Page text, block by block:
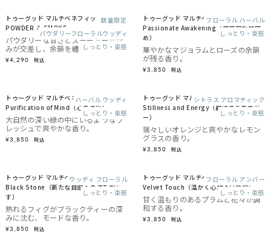
数量限定
パウダリーフローラルウッディ
しっとり・束感
トゥーグッド マルチベネフィットオイル /
POWDER ＆ SMOKE
パウダリーな甘さとスモーキーな深
みが交差し、余韻を纏う香り。
¥4,290 税込
フローラル ハーバル
しっとり・束感
トゥーグッド マルチベネフィットオイル /
Passionate Awakening（情熱的な目覚
め）
華やかなマジョラムとローズの余韻
が残る香り。
¥3,850 税込
ハーバル ウッディ
しっとり・束感
トゥーグッド マルチベネフィットオイル /
Purification of Mind（心の浄化）
大自然の深い緑の中にいるようなフ
レッシュで爽やかな香り。
¥3,850 税込
シトラス アロマティック
しっとり・束感
トゥーグッド マルチベネフィットオイル /
Stillness and Energy（静けさとエナジ
ー）
瑞々しいオレンジと爽やかなレモン
グラスの香り。
¥3,850 税込
ウッディ フローラル
しっとり・束感
トゥーグッド マルチベネフィットオイル /
Black Stone（新たな自由への道を照ら
す）
熟れるフィグがブラックティーの深
みに沈む、モードな香り。
¥3,850 税込
フローラル アンバー
しっとり・束感
トゥーグッド マルチベネフィットオイル /
Velvet Touch（温かく心地よい余韻）
甘く温もりのあるプラムと花々が調
和する香り。
¥3,850 税込